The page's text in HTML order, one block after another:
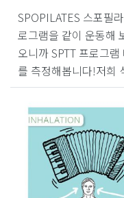
SPOPILATES 스포필
로그램을 같이 운동해
오니까 SPTT 프로그
를 측정해봅니다!저희